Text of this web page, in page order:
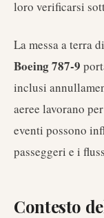
loro verificarsi
La messa a terra
Boeing 787-9
inclusi
aeree lavorano
eventi possono
passeggeri e i
Contesto